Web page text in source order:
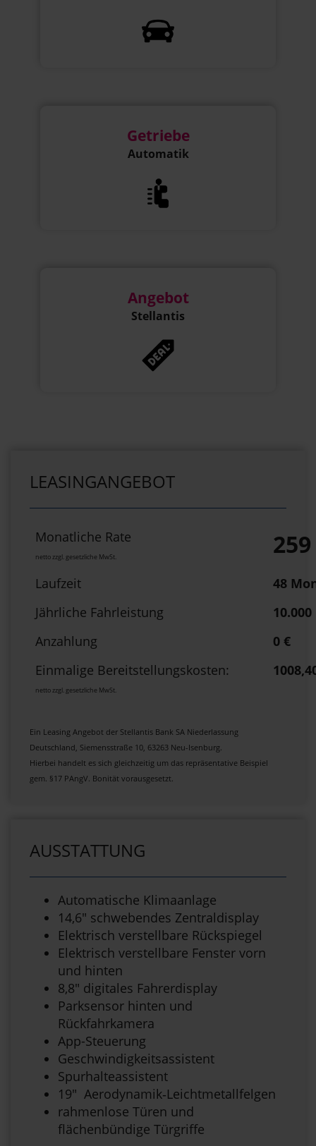
Getriebe
Automatik
Angebot
Stellantis
LEASINGANGEBOT
Monatliche Rate
netto zzgl. gesetzliche MwSt.
Laufzeit
48
Jährliche Fahrleistung
Anzahlung
0 €
Einmalige Bereitstellungskosten:
netto zzgl. gesetzliche MwSt.
Ein Leasing Angebot der Stellantis Bank SA Niederlassung
Deutschland, Siemensstraße 10, 63263 Neu-Isenburg.
Hierbei handelt es sich gleichzeitig um das repräsentative Beispiel
gem. §17 PAngV. Bonität vorausgesetzt.
AUSSTATTUNG
Automatische Klimaanlage
14,6" schwebendes Zentraldisplay
Elektrisch verstellbare Rückspiegel
Elektrisch verstellbare Fenster vorn
und hinten
8,8" digitales Fahrerdisplay
Parksensor hinten und
Rückfahrkamera
App-Steuerung
Geschwindigkeitsassistent
Spurhalteassistent
19" Aerodynamik‑Leichtmetallfelgen
rahmenlose Türen und
flächenbündige Türgriffe